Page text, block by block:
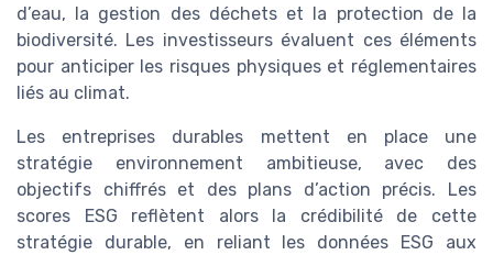
d’eau, la gestion des déchets et la protection de la
biodiversité. Les investisseurs évaluent ces éléments
pour anticiper les risques physiques et réglementaires
liés au climat.
Les entreprises durables mettent en place une
stratégie environnement ambitieuse, avec des
objectifs chiffrés et des plans d’action précis. Les
scores ESG reflètent alors la crédibilité de cette
stratégie durable, en reliant les données ESG aux